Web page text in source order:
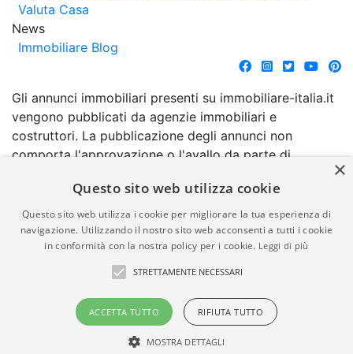
Valuta Casa
News
Immobiliare Blog
Gli annunci immobiliari presenti su immobiliare-italia.it
vengono pubblicati da agenzie immobiliari e
costruttori. La pubblicazione degli annunci non
comporta l'approvazione o l'avallo da parte di
garanzia da parte di quest'ultima. immobiliare-italia.it
quindi non è responsabile della veridicità, della
correttezza, della completezza, della normativa in
materia di privacy e/o di alcun altro aspetto dei
suddetti annunci.
© Copyright 2007 - 2026
Immobiliare-Italia.it - Part. IVA
Powered by
Gestionale Immobiliare
GestionaleRe.it
×
Questo sito web utilizza cookie
Questo sito web utilizza i cookie per migliorare la tua esperienza di
navigazione. Utilizzando il nostro sito web acconsenti a tutti i cookie
in conformità con la nostra policy per i cookie. Leggi di più
STRETTAMENTE NECESSARI
ACCETTA TUTTO RIFIUTA TUTTO
MOSTRA DETTAGLI